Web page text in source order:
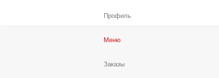
Профиль
Меню
Заказы